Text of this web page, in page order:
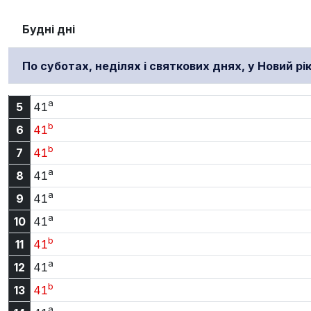
Будні дні
По суботах, неділях і святкових днях, у Новий
5 41a
6
41b
7
41b
8
41a
9
41a
10
41a
11
41b
12
41a
13
41b